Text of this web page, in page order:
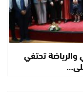
والرياضة تحتفي